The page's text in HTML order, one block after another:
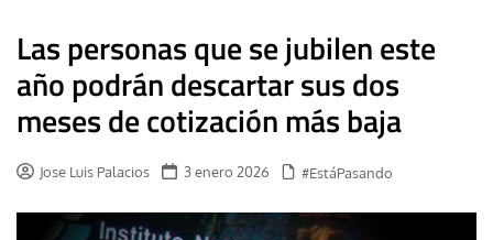
Las personas que se jubilen este
año podrán descartar sus dos
meses de cotización más baja
Jose Luis Palacios 3 enero 2026 #EstáPasando